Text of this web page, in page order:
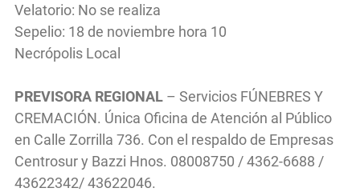
Velatorio: No se realiza
Sepelio: 18 de noviembre hora 10
Necrópolis Local
PREVISORA REGIONAL – Servicios FÚNEBRES Y
CREMACIÓN. Única Oficina de Atención al Público
en Calle Zorrilla 736. Con el respaldo de Empresas
Centrosur y Bazzi Hnos. 08008750 / 4362-6688 /
43622342/ 43622046.